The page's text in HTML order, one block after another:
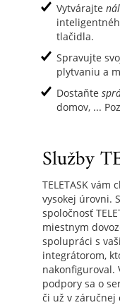
Vytvárajte
tlačidla.
Spravujte
plytvaniu a
Dostaňte
domov, ...
Služby
TELETASK
vysokej úrovni.
spoločnosť
miestnym
spolupráci s
integrátorom,
nakonfiguroval.
podpory sa o
či už v záručnej